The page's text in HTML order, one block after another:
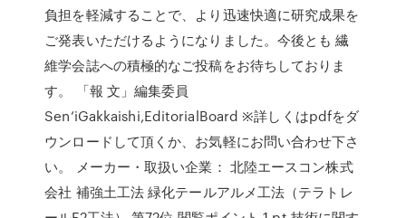
負担を軽減することで、より迅速快適に研究成果を
ご発表いただけるようになりました。今後とも 繊
維学会誌への積極的なご投稿をお待ちしておりま
す。 「報 文」編集委員
Sen’iGakkaishi,EditorialBoard ※詳しくはpdfをダ
ウンロードして頂くか、お気軽にお問い合わせ下さ
い。 メーカー・取扱い企業： 北陸エースコン株式
会社 補強土工法 緑化テールアルメ工法（テラトレ